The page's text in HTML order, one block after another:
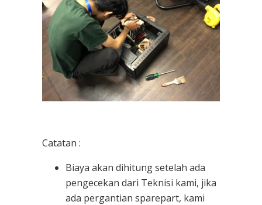
Catatan :
Biaya akan dihitung setelah ada
pengecekan dari Teknisi kami, jika
ada pergantian sparepart, kami